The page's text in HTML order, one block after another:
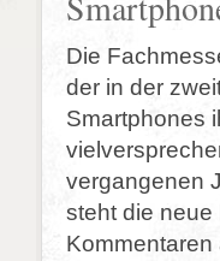
Die
der in der
Smartphones
vergangenen
steht die neue